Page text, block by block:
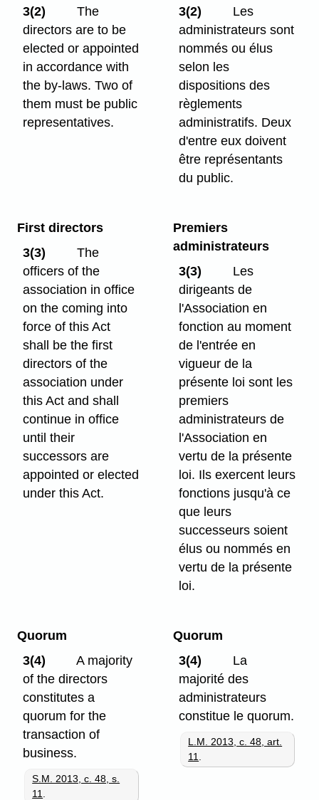
3(2)
The
directors are to be
elected or appointed
in accordance with
the by-laws. Two of
them must be public
representatives.
3(2)
Les
administrateurs sont
nommés ou élus
selon les
dispositions des
règlements
administratifs. Deux
d'entre eux doivent
être représentants
du public.
First directors
3(3)
The
officers of the
association in office
on the coming into
force of this Act
shall be the first
directors of the
association under
this Act and shall
continue in office
until their
successors are
appointed or elected
under this Act.
Premiers
administrateurs
3(3)
Les
dirigeants de
l'Association en
fonction au moment
de l'entrée en
vigueur de la
présente loi sont les
premiers
administrateurs de
l'Association en
vertu de la présente
loi. Ils exercent leurs
fonctions jusqu'à ce
que leurs
successeurs soient
élus ou nommés en
vertu de la présente
loi.
Quorum
3(4)
A majority
of the directors
constitutes a
quorum for the
transaction of
business.
S.M. 2013, c. 48, s.
11
Quorum
3(4)
La
majorité des
administrateurs
constitue le quorum.
L.M. 2013, c. 48, art.
11